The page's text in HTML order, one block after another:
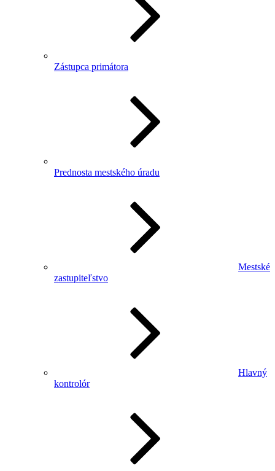
Zástupca primátora
Prednosta mestského úradu
Mestské
zastupiteľstvo
Hlavný
kontrolór